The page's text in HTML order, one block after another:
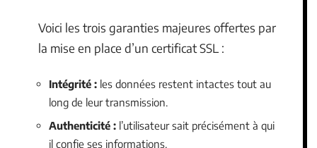
Voici les trois garanties majeures offertes par
la mise en place d’un certificat SSL :
Intégrité : les données restent intactes tout au
long de leur transmission.
Authenticité : l’utilisateur sait précisément à qui
il confie ses informations.